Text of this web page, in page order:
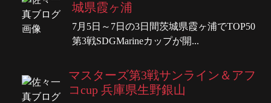
城県霞ヶ浦
7月5日～7日の3日間茨城県霞ヶ浦でTOP50
第3戦SDGMarineカップが開...
マスターズ第3戦サンライン＆アフ
コcup 兵庫県生野銀山